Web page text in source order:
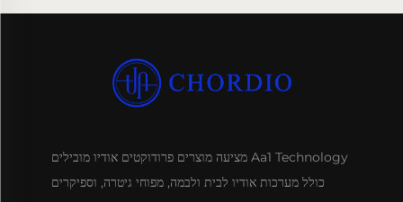
Aa1 Technology מציעה מוצרים פרודוקטים אודיו מובילים
כולל מערכות אודיו לבית ולבמה, מפוחי גיטרה, וספיקרים